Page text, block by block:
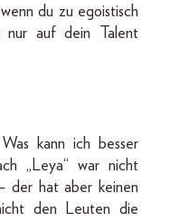
du zu egoistisch
nur auf dein Talent
kann ich besser
„Leya“ war nicht
der hat aber keinen
den Leuten die